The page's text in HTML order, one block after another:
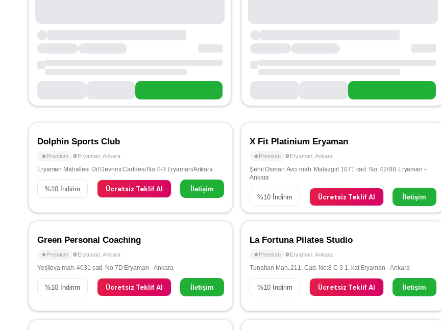
Dolphin Sports Club
Premium Eryaman Ankara
Eryaman Mahallesi Dil Devrimi Caddesi No:4-3 Eryaman/Ankara
%10 İndirim Ücretsiz Teklif Al İletişim
X Fit Platinium Eryaman
Premium Eryaman Ankara
Şehit Osman Avcı mah. Malazgirt 1071 cad. No: 42/BB Eryaman -
Ankara
%10 İndirim Ücretsiz Teklif Al İletişim
Green Personal Coaching
Premium Eryaman Ankara
Yeşilova mah. 4031 cad. No 7D Eryaman - Ankara
%10 İndirim Ücretsiz Teklif Al İletişim
La Fortuna Pilates Studio
Premium Eryaman Ankara
Tunahan Mah. 211. Cad. No:8 C-3 1. kat Eryaman - Ankara
%10 İndirim Ücretsiz Teklif Al İletişim